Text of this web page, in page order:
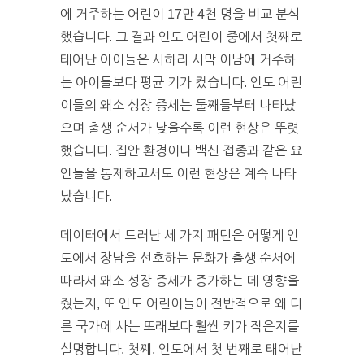
에 거주하는 어린이 17만 4천 명을 비교 분석
했습니다. 그 결과 인도 어린이 중에서 첫째로
태어난 아이들은 사하라 사막 이남에 거주하
는 아이들보다 평균 키가 컸습니다. 인도 어린
이들의 왜소 성장 증세는 둘째들부터 나타났
으며 출생 순서가 낮을수록 이런 현상은 뚜렷
했습니다. 집안 환경이나 백신 접종과 같은 요
인들을 통제하고서도 이런 현상은 계속 나타
났습니다.
데이터에서 드러난 세 가지 패턴은 어떻게 인
도에서 장남을 선호하는 문화가 출생 순서에
따라서 왜소 성장 증세가 증가하는 데 영향을
줬는지, 또 인도 어린이들이 전반적으로 왜 다
른 국가에 사는 또래보다 훨씬 키가 작은지를
설명합니다. 첫째, 인도에서 첫 번째로 태어난